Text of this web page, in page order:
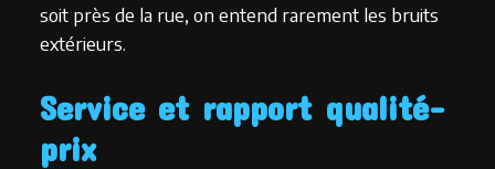
soit près de la rue, on entend rarement les bruits
extérieurs.
Service et rapport qualité-
prix